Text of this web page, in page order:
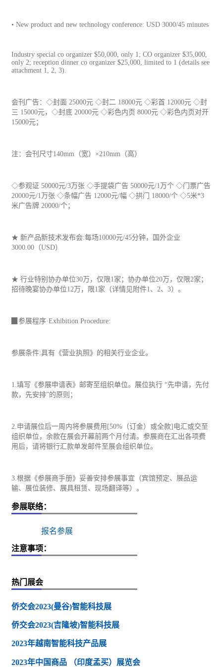
• New product and new technology conference: USD 3000/45 minutes
Industry special co organizer $50,000, only 1; CO organizer $35,000,
only 2; reception dinner co organizer $25,000, limited to 1 (details see
attachment 1, 2, 3).
会刊 广告：◇封面 25000元 ◇封二 18000元 ◇彩首 12000元 ◇封
三 15000元，◇封底 20000元 ◇彩色内页 8000元 ◇彩色内页对开
15000元；
注：会刊尺寸140mm（宽）×210mm（高）
◇参观证 50000元/3万张 ◇手提袋广告 50000元/1万个 ◇门票广告
20000元/1万张 ◇条幅广告 12000元/幅 ◇拱门 18000/个 ◇5米*3
米广告牌 20000/个；
★ 新产品新技术发布会:每场10000元/45分钟，国外企业
3000.00（USD）
★ 行业特别协办单位30万，仅限1家；协办单位20万，仅限2家；
招待晚宴协办单位12万，限1家（详情见附件1、2、3）。
▉参展程序·Exhibition Procedure:
参展条件:具有《营业执照》的相关行业企业。
1.填写《参展申请表》邮寄至组织单位。展位执行 “先申请，先付
款，先安排”的原则；
2.申请展位后一周内将参展费用[50%（订金）或全款]电汇或交至
组织单位，余款在展会开幕前两个月付清。参展商在汇出各项费
用后，请将银行汇款单发邮件至展会组织单位。
3.根据《参展商手册》妥善安排参展事宜（宾馆预定、展品运
输、展位装修、展具租赁、现场翻译等）。
参展联络：
报名参展
注意事项：
热门展会
侨交会2023(曼谷)智能科技展
侨交会2023(吉隆坡)智能科技展
2023年越南智能科技产品展
2023年中国商品 （印度孟买）展览会